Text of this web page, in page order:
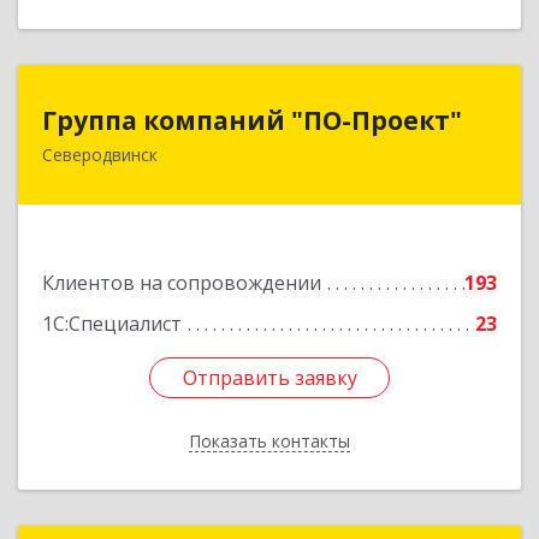
Группа компаний "ПО-Проект"
Северодвинск
Клиентов на сопровождении
193
1С:Специалист
23
Отправить заявку
Показать контакты
Группа компаний "ПО-Проект"
164500, Архангельская обл, Северодвинск г,
Отправить заявку
Назад